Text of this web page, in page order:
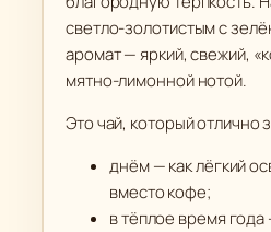
светло-золотистым с
аромат — яркий, свежий,
мятно-лимонной нотой.
Это чай, который отлично
днём — как лёгкий
вместо кофе;
в тёплое время года